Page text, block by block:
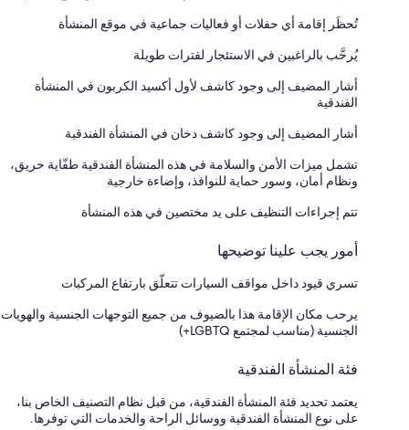
تُحظَر إقامة أي حفلات أو فعاليات جماعية في موقع المنشأة
يُرحَّب بالراغبين في الاستئجار لفترات طويلة
أشار المضيف إلى وجود كاشف لأول أكسيد الكربون في المنشأة
الفندقية
أشار المضيف إلى وجود كاشف دخان في المنشأة الفندقية
تشمل ميزات الأمن والسلامة في هذه المنشأة الفندقية طفّاية حريق،
ونظام أمان، وسور حماية للنوافذ، وإضاءة خارجية
تتم إجراءات التنظيف على يد مختصين في هذه المنشأة
أمور يجب علينا توضيحها
تسري قيود داخل مواقف السيارات تتعلّق بارتفاع المركبات
يرحب مكان الإقامة هذا بالضيوف من جميع التوجهات الجنسية والهويات
الجنسية (مناسب لمجتمع LGBTQ+)
فئة المنشأة الفندقية
يعتمد تحديد فئة المنشأة الفندقية، من قبل نظام التصنيف الخاص بنا،
على نوع المنشأة الفندقية ووسائل الراحة والخدمات التي توفرها.